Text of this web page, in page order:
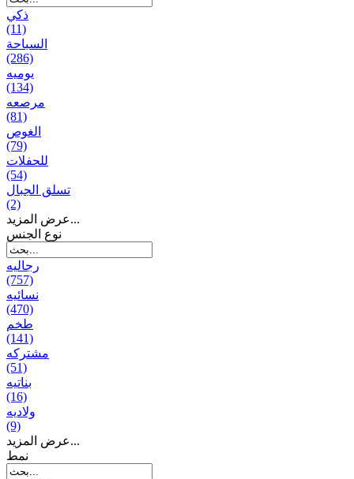
ذكي
(11)
السباحة
(286)
يومیه
(134)
مرصعه
(81)
الغوص
(79)
للحفلات
(54)
تسلق الجبال
(2)
عرض المزيد...
نوع الجنس
رجالیه
(757)
نسائیه
(470)
طخم
(141)
مشتركه
(51)
بناتیه
(16)
ولادیه
(9)
عرض المزيد...
نمط